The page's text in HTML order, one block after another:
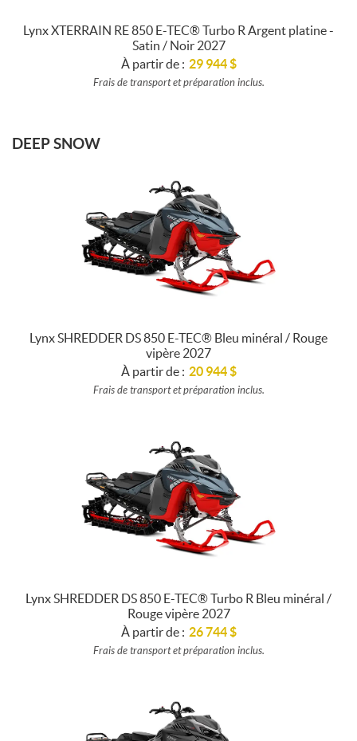
Lynx XTERRAIN RE 850 E-TEC® Turbo R Argent platine -
Satin / Noir 2027
À partir de : 29 944$
Frais de transport et préparation inclus.
DEEP SNOW
Lynx SHREDDER DS 850 E-TEC® Bleu minéral / Rouge
vipère 2027
À partir de : 20 944$
Frais de transport et préparation inclus.
Lynx SHREDDER DS 850 E-TEC® Turbo R Bleu minéral /
Rouge vipère 2027
À partir de : 26 744$
Frais de transport et préparation inclus.